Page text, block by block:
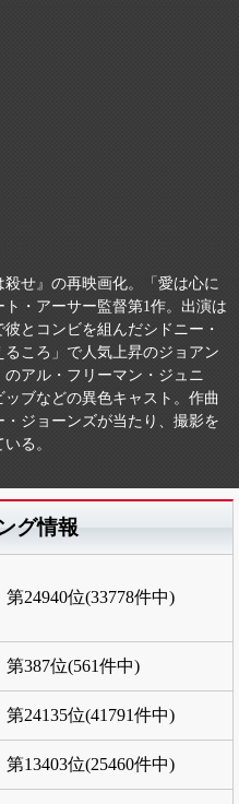
せ』の再映画化。「愛は心に
・アーサー監督第1作。出演は
とコンビを組んだシドニー・
ころ」で人気上昇のジョアン
アル・フリーマン・ジュニ
ブなどの異色キャスト。作曲
ジョーンズが当たり、撮影を
る。
グ情報
第24940位(33778件中)
第387位(561件中)
第24135位(41791件中)
第13403位(25460件中)